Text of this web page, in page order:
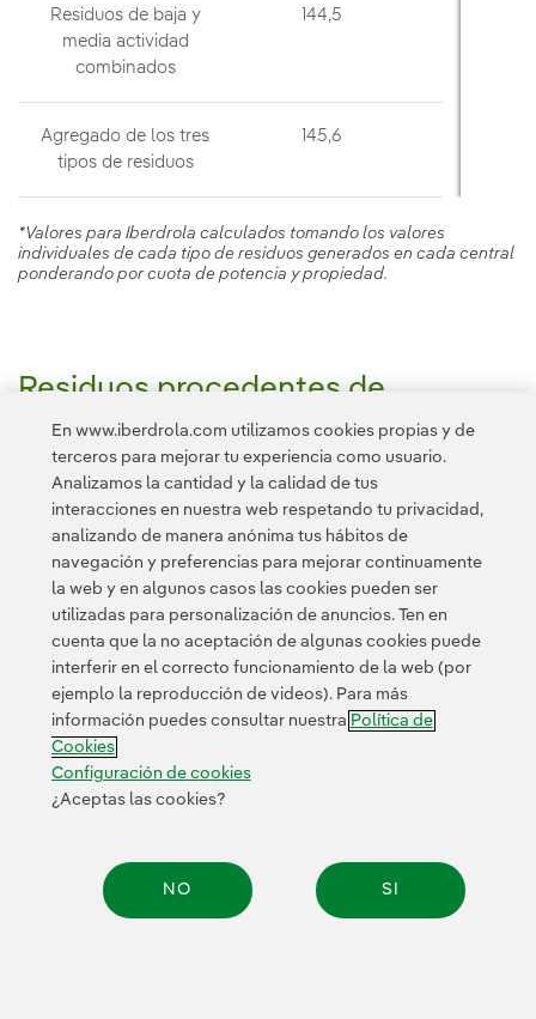
Residuos de baja y
media actividad
combinados
144,5
Agregado de los tres
tipos de residuos
145,6
*Valores para Iberdrola calculados tomando los valores
individuales de cada tipo de residuos generados en cada central
ponderando por cuota de potencia y propiedad.
Residuos procedentes de
desmantelamiento (m³)
El incremento del año 2015 se debe al aumento de
propiedad de la central en desmantelamiento
Connecticut Yankee Atomic debido a la creación de
AVANGRID (del 9% al 15,5%)
En www.iberdrola.com utilizamos cookies propias y de
terceros para mejorar tu experiencia como usuario.
Analizamos la cantidad y la calidad de tus
interacciones en nuestra web respetando tu privacidad,
analizando de manera anónima tus hábitos de
navegación y preferencias para mejorar continuamente
la web y en algunos casos las cookies pueden ser
utilizadas para personalización de anuncios. Ten en
cuenta que la no aceptación de algunas cookies puede
interferir en el correcto funcionamiento de la web (por
ejemplo la reproducción de videos). Para más
información puedes consultar nuestra Política de
Cookies
Configuración de cookies
¿Aceptas las cookies?
NO SI